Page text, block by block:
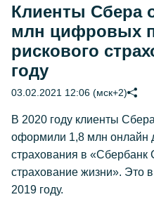
Клиенты Сбера
млн цифровых
рискового
году
03.02.2021 12:06 (мск+2)
В 2020 году клиенты
оформили 1,8 млн онлайн
страхования в
страхование жизни». Это
2019 году.